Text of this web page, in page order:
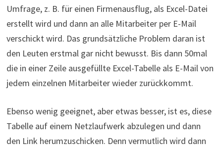
Umfrage, z. B. für einen Firmenausflug, als Excel-Datei
erstellt wird und dann an alle Mitarbeiter per E-Mail
verschickt wird. Das grundsätzliche Problem daran ist
den Leuten erstmal gar nicht bewusst. Bis dann 50mal
die in einer Zeile ausgefüllte Excel-Tabelle als E-Mail von
jedem einzelnen Mitarbeiter wieder zurückkommt.
Ebenso wenig geeignet, aber etwas besser, ist es, diese
Tabelle auf einem Netzlaufwerk abzulegen und dann
den Link herumzuschicken. Denn vermutlich wird dann